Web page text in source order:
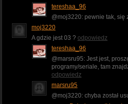
tereshaa_96
@moj3220: pewnie tak, się
moj3220
A gdzie jest 03 ? odpowiedz
tereshaa_96
@marsru95: Jest jest,
programy/seriale, tam
odpowiedz
marsru95
@moj3220: chyba został